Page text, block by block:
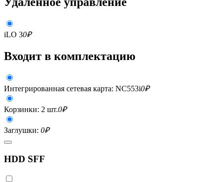
iLO 30₽
Входит в комплектацию
Интегрированная сетевая карта: NC553i0₽
Корзинки: 2 шт.0₽
Заглушки: 0₽
HDD SFF